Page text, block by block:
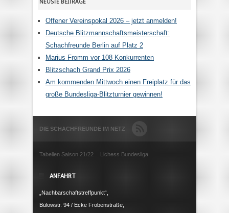
NEUSTE BEITRÄGE
Offener Vereinspokal 2026 – jetzt anmelden!
Deutsche Blitzmannschaftsmeisterschaft:
Schachfreunde Berlin auf Platz 2
Marius Fromm vor 108 Konkurrenten
Blitzschach Grand Prix 2026
Am kommenden Mittwoch einen Freiplatz für das
große Bundesliga-Blitzturnier gewinnen!
DIE SCHACHFREUNDE IM NETZ
Tabellen Saison 21/22 Lichess Bundesliga
ANFAHRT
„Nachbarschaftstreffpunkt“,
Bülowstr. 94 / Ecke Frobenstraße,